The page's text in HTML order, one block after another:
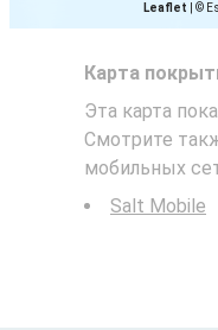
Leaflet ©
Карта
Эта карта
Смотрите
мобильных
Salt Mobile